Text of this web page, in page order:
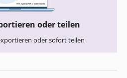
oder teilen
oder sofort teilen